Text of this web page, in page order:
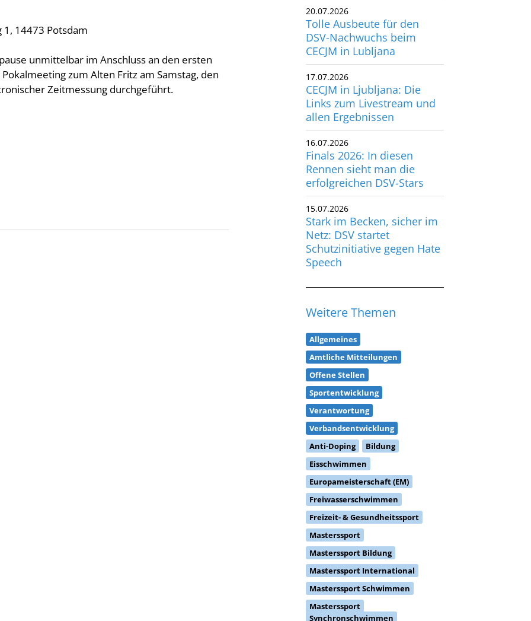
14473 Potsdam
unmittelbar im Anschluss an den ersten
zum Alten Fritz am Samstag, den
Zeitmessung durchgeführt.
20.07.2026
Tolle Ausbeute für den
DSV-Nachwuchs beim
CECJM in Lubljana
17.07.2026
CECJM in Ljubljana: Die
Links zum Livestream und
allen Ergebnissen
16.07.2026
Finals 2026: In diesen
Rennen sieht man die
erfolgreichen DSV-Stars
15.07.2026
Stark im Becken, sicher im
Netz: DSV startet
Schutzinitiative gegen Hate
Speech
Weitere Themen
Allgemeines
Amtliche Mitteilungen
Offene Stellen
Sportentwicklung
Verantwortung
Verbandsentwicklung
Anti-Doping
Bildung
Eisschwimmen
Europameisterschaft (EM)
Freiwasserschwimmen
Freizeit- & Gesundheitssport
Masterssport
Masterssport Bildung
Masterssport International
Masterssport Schwimmen
Masterssport
Synchronschwimmen